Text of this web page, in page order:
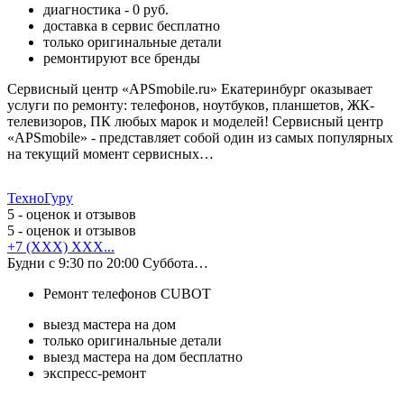
диагностика - 0 руб.
доставка в сервис бесплатно
только оригинальные детали
ремонтируют все бренды
Сервисный центр «APSmobile.ru» Екатеринбург оказывает
услуги по ремонту: телефонов, ноутбуков, планшетов, ЖК-
телевизоров, ПК любых марок и моделей! Сервисный центр
«APSmobile» - представляет собой один из самых популярных
на текущий момент сервисных…
ТехноГуру
5 - оценок и отзывов
5 - оценок и отзывов
+7 (XXX) XXX...
Будни с 9:30 по 20:00 Суббота…
Ремонт телефонов CUBOT
выезд мастера на дом
только оригинальные детали
выезд мастера на дом бесплатно
экспресс-ремонт